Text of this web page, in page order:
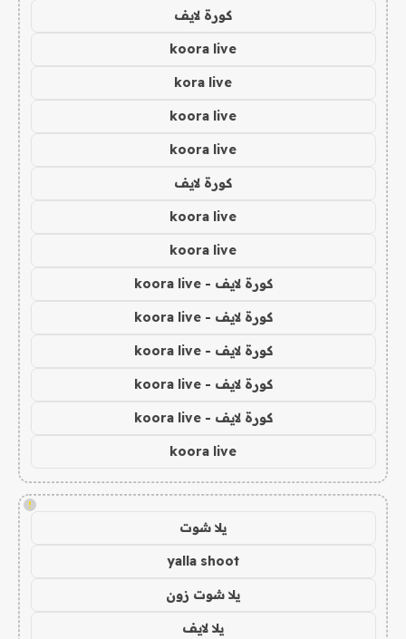
كورة لايف
koora live
kora live
koora live
koora live
كورة لايف
koora live
koora live
كورة لايف - koora live
كورة لايف - koora live
كورة لايف - koora live
كورة لايف - koora live
كورة لايف - koora live
koora live
!
يلا شوت
yalla shoot
يلا شوت زون
يلا لايف